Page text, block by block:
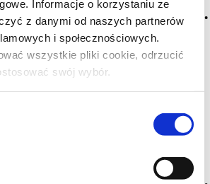
Informacje o korzystaniu ze
z danymi od naszych partnerów
i społecznościowych.
wszystkie pliki cookie, odrzucić
swój wybór.
ukończone 18 lat?
4,5 l (6 butelek standardowych);
magnum (4 butelki) a buteką